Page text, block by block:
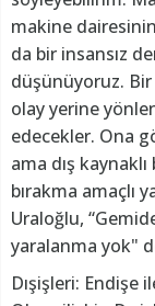
makine
da bir insansız
düşünüyoruz. Bir
olay yerine
edecekler. Ona
ama dış
bırakma amaçlı
Uraloğlu,
yaralanma yok"
Dışişleri: Endişe